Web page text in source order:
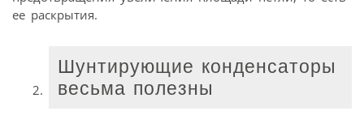
ее раскрытия.
Шунтирующие конденсаторы
весьма полезны